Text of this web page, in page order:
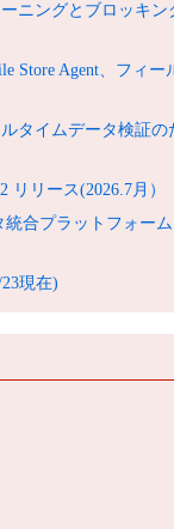
ニングとブロッキン
Store Agent、フィー
タイムデータ検証の
リリース(2026.7月）
統合プラットフォーム
現在)